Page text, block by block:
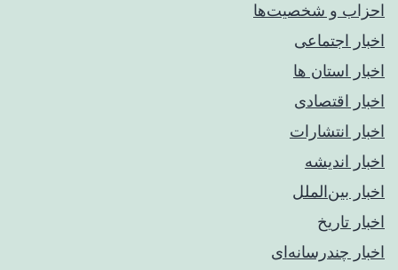
احزاب و شخصیت‌ها
اخبار اجتماعی
اخبار استان ها
اخبار اقتصادی
اخبار انتشارات
اخبار اندیشه
اخبار بین‌الملل
اخبار تاریخ
اخبار چندرسانه‌ای